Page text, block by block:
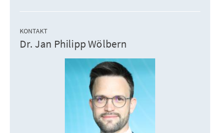
KONTAKT
Dr. Jan Philipp Wölbern